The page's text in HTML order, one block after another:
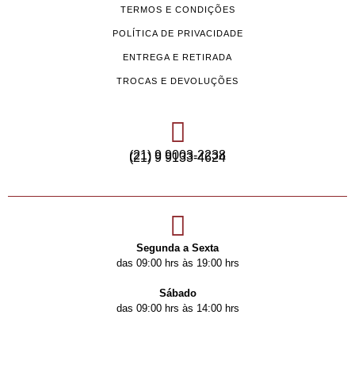
TERMOS E CONDIÇÕES
POLÍTICA DE PRIVACIDADE
ENTREGA E RETIRADA
TROCAS E DEVOLUÇÕES
(21) 9 9003-2238
(21) 9 9133-4624
Segunda a Sexta
das 09:00 hrs às 19:00 hrs
Sábado
das 09:00 hrs às 14:00 hrs